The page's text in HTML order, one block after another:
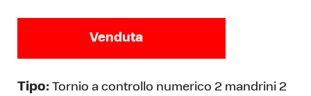
Venduta
Tipo: Tornio a controllo numerico 2 mandrini 2